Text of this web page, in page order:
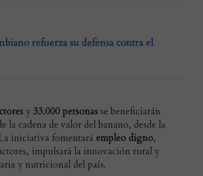
refuerza su defensa contra el
y33.000 personas se beneficiarán
cadena de valor del banano, desde la
iniciativa fomentará empleo digno,
impulsará la innovación rural y
y nutricional del país.